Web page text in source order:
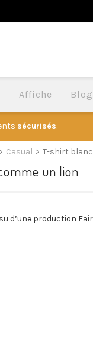
Affiche Blog
sécurisés.
> Casual > T-shirt
un lion
d’une production